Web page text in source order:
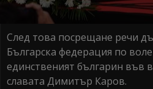
След това посрещане речи
Българска федерация по
единственият българин във
славата Димитър Каров.